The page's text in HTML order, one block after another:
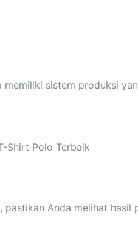
memiliki sistem produksi
Shirt Polo Terbaik
Anda melihat hasil